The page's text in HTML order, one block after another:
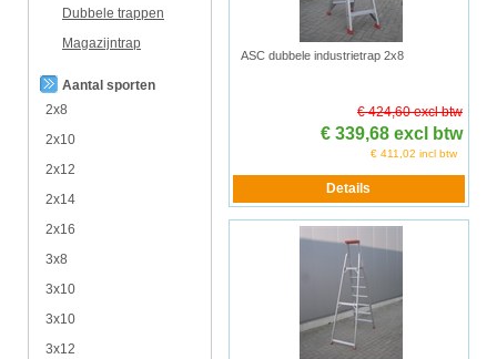
Dubbele trappen
Magazijntrap
Aantal sporten
2x8
2x10
2x12
2x14
2x16
3x8
3x10
3x10
3x12
ASC dubbele industrietrap 2x8
€ 424,60 excl btw
€ 339,68 excl btw
€ 411,02 incl btw